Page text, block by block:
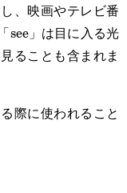
、映画やテレビ番
see」は目に入る光
ることも含まれま
際に使われること